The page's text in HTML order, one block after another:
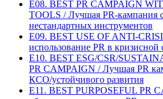
E08. BEST PR CAMPAIGN
TOOLS / Лучшая PR-кампания
нестандартных инструментов
E09. BEST USE OF ANTI-
использование PR в кризисной
E10. BEST ESG/CSR/
PR CAMPAIGN / Лучшая PR
КСО/устойчивого развития
E11. BEST PURPOSEFUL PR